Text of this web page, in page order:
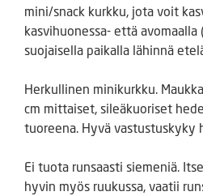
mini/snack kurkku, jota voit
kasvihuonessa- että avomaalla
suojaisella paikalla lähinnä
Herkullinen minikurkku.
cm mittaiset, sileäkuoriset
tuoreena. Hyvä vastustuskyky
Ei tuota runsaasti siemeniä.
hyvin myös ruukussa, vaatii